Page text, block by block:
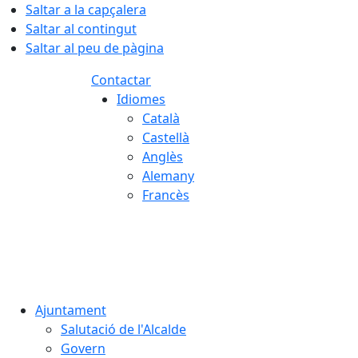
Saltar a la capçalera
Saltar al contingut
Saltar al peu de pàgina
Contactar
Idiomes
Català
Castellà
Anglès
Alemany
Francès
Ajuntament
Salutació de l'Alcalde
Govern